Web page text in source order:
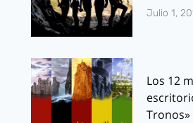
Julio 1,
Los 12
Tronos»